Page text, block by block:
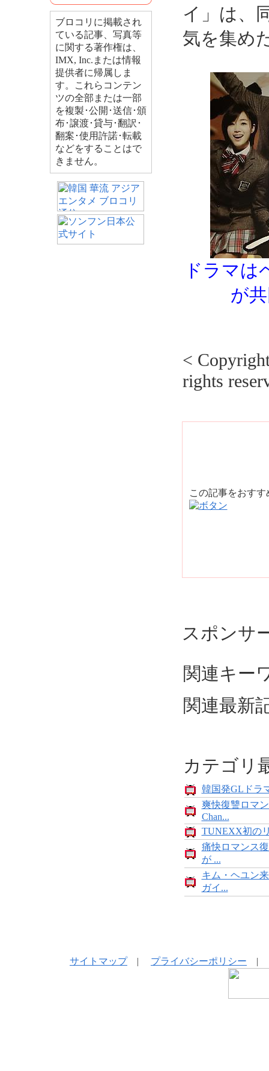
ブロコリに掲載され
ている記事、写真等
に関する著作権は、
IMX, Inc.または情報
提供者に帰属しま
す。これらコンテン
ツの全部または一部
を複製･公開･送信･頒
布･譲渡･貸与･翻訳･
翻案･使用許諾･転載
などをすることはで
きません。
イ」は、
気を集め
ドラマは
が
<
rights
この記事をおす
スポンサ
関連キー
関連最新
カテゴリ
韓国発GLドラ
爽快復讐ロマ
Chan...
TUNEXX初の
痛快ロマンス
が ...
キム・ヘユン
ガイ...
サイトマップ| プライバシーポリシー